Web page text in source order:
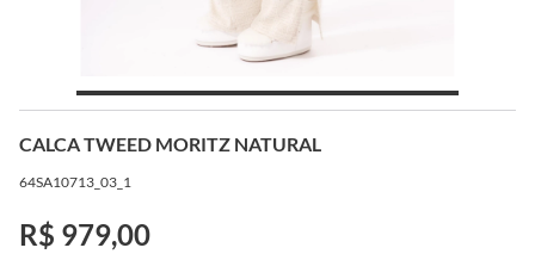
CALCA TWEED MORITZ NATURAL
64SA10713_03_1
R$ 979,00